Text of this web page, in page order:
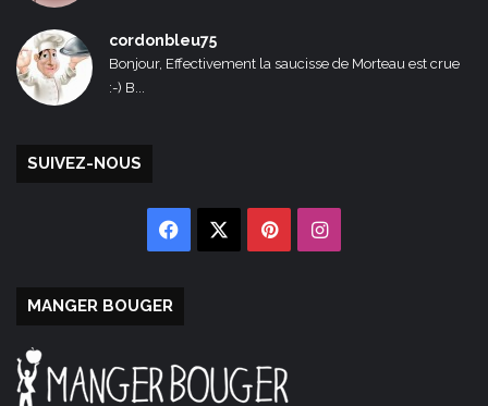
cordonbleu75
Bonjour, Effectivement la saucisse de Morteau est crue
:-) B...
SUIVEZ-NOUS
Facebook PinterestInstagram
MANGER BOUGER